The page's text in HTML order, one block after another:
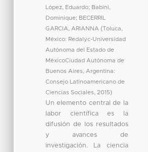
López, Eduardo; Babini,
Dominique; BECERRIL
GARCIA, ARIANNA (Toluca,
México: Redalyc-Universidad
Autónoma del Estado de
MéxicoCiudad Autónoma de
Buenos Aires, Argentina:
Consejo Latinoamericano de
Ciencias Sociales
2015)
Un elemento central de la
labor científica es la
difusión de los resultados
y avances de
investigación. La ciencia